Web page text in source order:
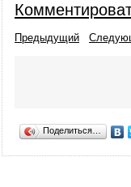
Предыдущий
Поделиться…